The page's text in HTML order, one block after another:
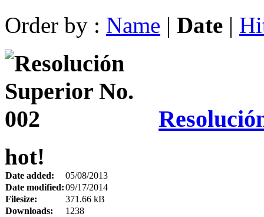
Order by : Name | Date |
hot!
Date added:
05/08/2013
Date modified:09/17/2014
Filesize:
371.66 kB
Downloads:
1238